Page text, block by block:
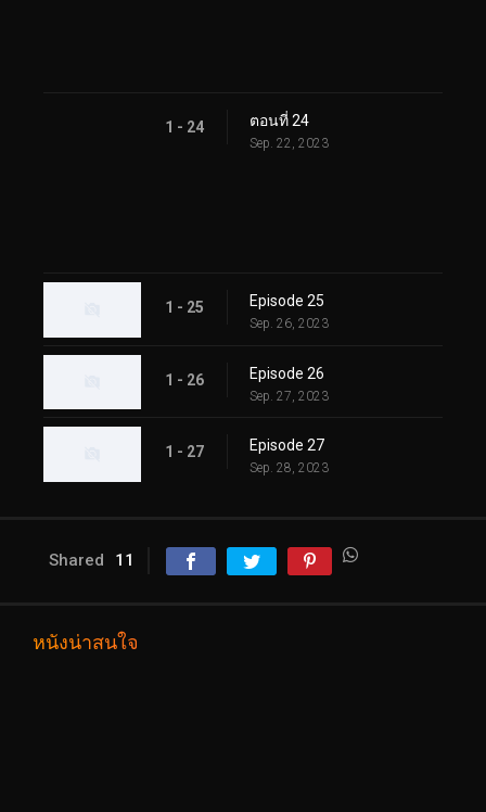
1 - 24 ตอนที่ 24
Sep. 22, 2023
1 - 25 Episode 25
Sep. 26, 2023
1 - 26 Episode 26
Sep. 27, 2023
1 - 27 Episode 27
Sep. 28, 2023
Shared 11
หนังน่าสนใจ